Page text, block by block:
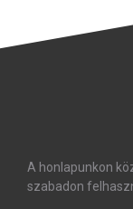
A honlapunkon
szabadon